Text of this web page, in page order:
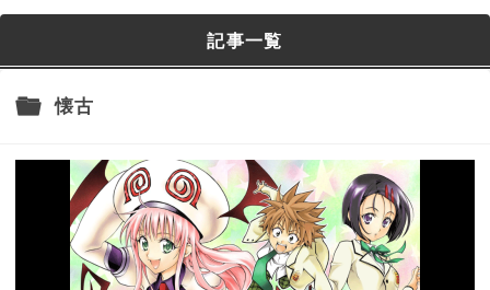
記事一覧
懐古